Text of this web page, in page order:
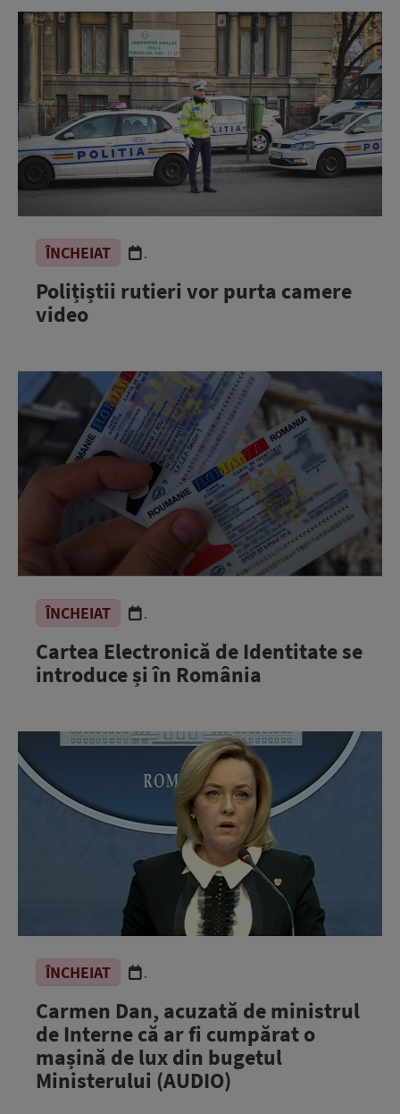
ÎNCHEIAT .
Polițiștii rutieri vor purta camere
video
ÎNCHEIAT .
Cartea Electronică de Identitate se
introduce și în România
ÎNCHEIAT .
Carmen Dan, acuzată de ministrul
de Interne că ar fi cumpărat o
mașină de lux din bugetul
Ministerului (AUDIO)